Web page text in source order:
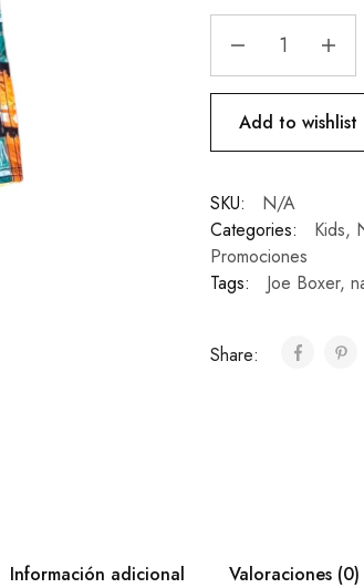
Add to wishlist
SKU:
N/A
Categories:
Kids,
Promociones
Tags:
Joe Boxer,
Share:
Información adicional Valoraciones (0)